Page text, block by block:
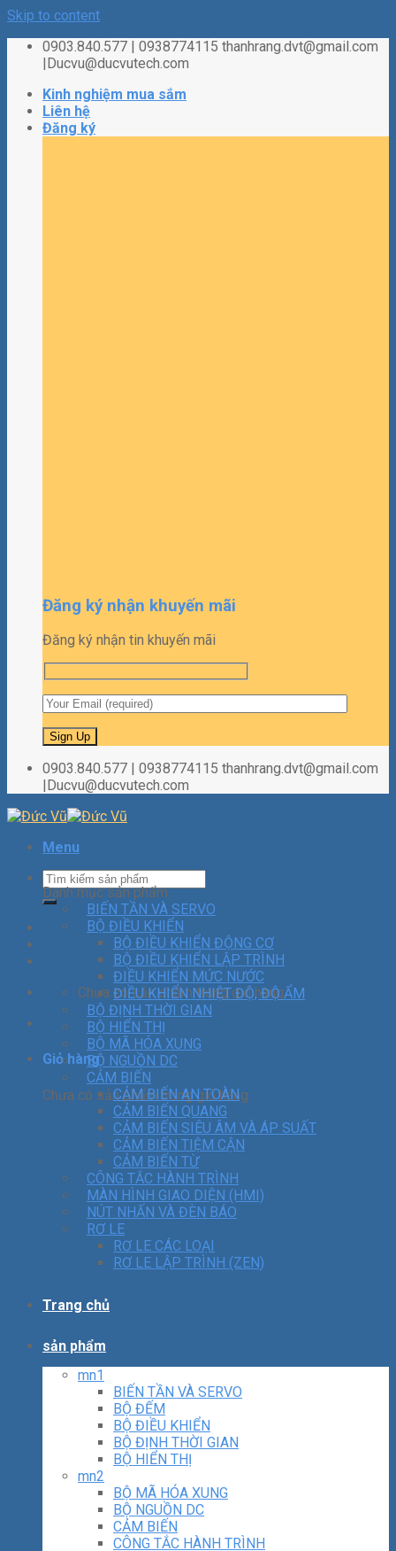
Skip to content
0903.840.577 | 0938774115 thanhrang.dvt@gmail.com
|Ducvu@ducvutech.com
Kinh nghiệm mua sắm
Liên hệ
Đăng ký
Đăng ký nhận khuyến mãi
Đăng ký nhận tin khuyến mãi
0903.840.577 | 0938774115 thanhrang.dvt@gmail.com
|Ducvu@ducvutech.com
Menu
Chưa có sản phẩm trong giỏ hàng.
Giỏ hàng
Chưa có sản phẩm trong giỏ hàng.
Danh mục sản phẩm
BIẾN TẦN VÀ SERVO
BỘ ĐIỀU KHIỂN
BỘ ĐIỀU KHIỂN ĐỘNG CƠ
BỘ ĐIỀU KHIỂN LẬP TRÌNH
ĐIỀU KHIỂN MỨC NƯỚC
ĐIỀU KHIỂN NHIỆT ĐỘ, ĐỘ ẨM
BỘ ĐỊNH THỜI GIAN
BỘ HIỂN THỊ
BỘ MÃ HÓA XUNG
BỘ NGUỒN DC
CẢM BIẾN
CẢM BIẾN AN TOÀN
CẢM BIẾN QUANG
CẢM BIẾN SIÊU ÂM VÀ ÁP SUẤT
CẢM BIẾN TIỆM CẬN
CẢM BIẾN TỪ
CÔNG TẮC HÀNH TRÌNH
MÀN HÌNH GIAO DIỆN (HMI)
NÚT NHẤN VÀ ĐÈN BÁO
RƠ LE
RƠ LE CÁC LOẠI
RƠ LE LẬP TRÌNH (ZEN)
Trang chủ
sản phẩm
mn1
BIẾN TẦN VÀ SERVO
BỘ ĐẾM
BỘ ĐIỀU KHIỂN
BỘ ĐỊNH THỜI GIAN
BỘ HIỂN THỊ
mn2
BỘ MÃ HÓA XUNG
BỘ NGUỒN DC
CẢM BIẾN
CÔNG TẮC HÀNH TRÌNH